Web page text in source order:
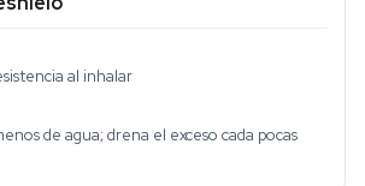
al inhalar
de agua; drena el exceso cada pocas